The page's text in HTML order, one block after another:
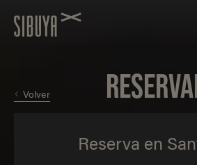
Volver
Reserva en